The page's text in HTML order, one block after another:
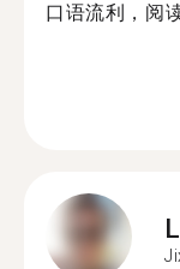
口语流利，阅